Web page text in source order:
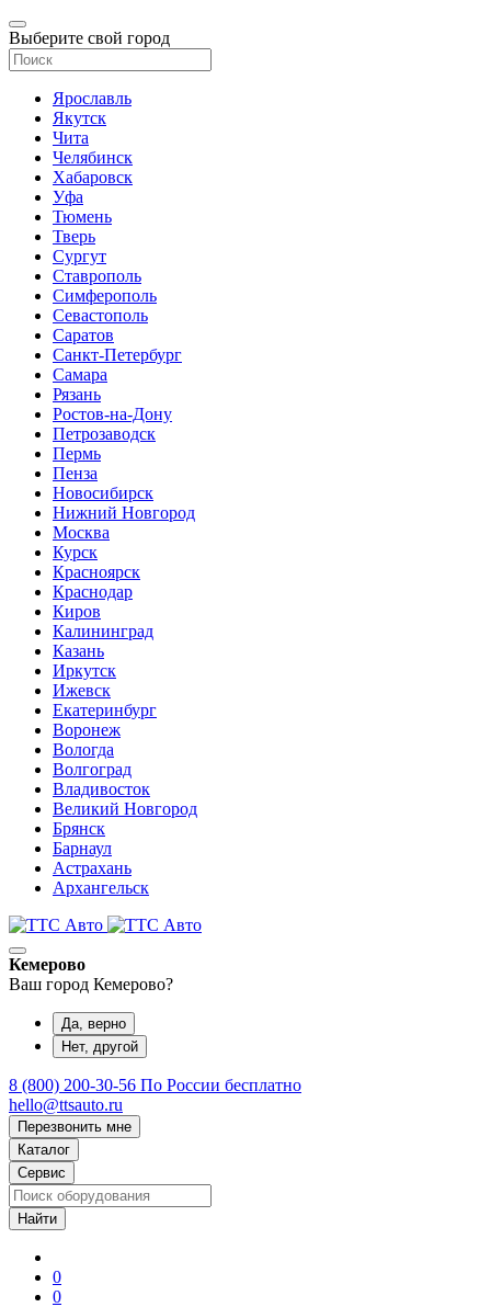
Выберите свой город
Ярославль
Якутск
Чита
Челябинск
Хабаровск
Уфа
Тюмень
Тверь
Сургут
Ставрополь
Симферополь
Севастополь
Саратов
Санкт-Петербург
Самара
Рязань
Ростов-на-Дону
Петрозаводск
Пермь
Пенза
Новосибирск
Нижний Новгород
Москва
Курск
Красноярск
Краснодар
Киров
Калининград
Казань
Иркутск
Ижевск
Екатеринбург
Воронеж
Вологда
Волгоград
Владивосток
Великий Новгород
Брянск
Барнаул
Астрахань
Архангельск
Кемерово
Ваш город Кемерово?
Да, верно
Нет, другой
8 (800) 200-30-56 По России бесплатно
hello@ttsauto.ru
Перезвонить мне
Каталог
Сервис
0
0